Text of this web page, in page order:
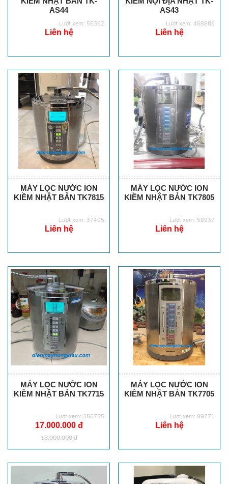
AS44
Lượt xem: 56392
Liên hệ
AS43
Lượt xem: 468889
Liên hệ
MÁY LỌC NƯỚC ION
KIỀM NHẬT BẢN TK7815
Lượt xem: 37405
Liên hệ
MÁY LỌC NƯỚC ION
KIỀM NHẬT BẢN TK7805
Lượt xem: 58937
Liên hệ
MÁY LỌC NƯỚC ION
KIỀM NHẬT BẢN TK7715
Lượt xem: 356755
17.000.000 đ
18.000.000 đ
MÁY LỌC NƯỚC ION
KIỀM NHẬT BẢN TK7705
Lượt xem: 89771
Liên hệ